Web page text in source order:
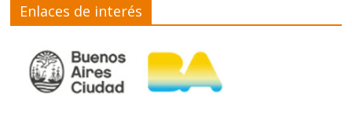
Enlaces de interés